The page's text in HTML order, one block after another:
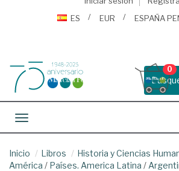
ES
EUR ESPAÑA
0
Toggle navigation
Inicio Libros Historia y Ciencias
América / Países. America Latina /